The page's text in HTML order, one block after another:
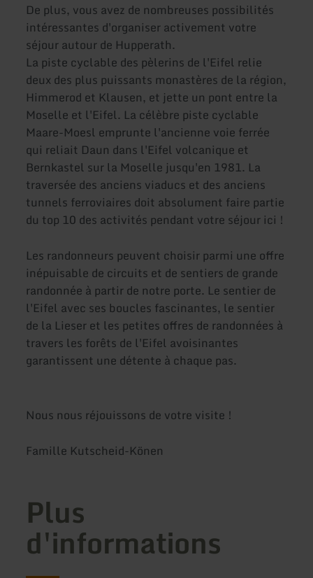
De plus, vous avez de nombreuses possibilités
intéressantes d'organiser activement votre
séjour autour de Hupperath.
La piste cyclable des pèlerins de l'Eifel relie
deux des plus puissants monastères de la région,
Himmerod et Klausen, et jette un pont entre la
Moselle et l'Eifel. La célèbre piste cyclable
Maare-Moesl emprunte l'ancienne voie ferrée
qui reliait Daun dans l'Eifel volcanique et
Bernkastel sur la Moselle jusqu'en 1981. La
traversée des anciens viaducs et des anciens
tunnels ferroviaires doit absolument faire partie
du top 10 des activités pendant votre séjour ici !
Les randonneurs peuvent choisir parmi une offre
inépuisable de circuits et de sentiers de grande
randonnée à partir de notre porte. Le sentier de
l'Eifel avec ses boucles fascinantes, le sentier
de la Lieser et les petites offres de randonnées à
travers les forêts de l'Eifel avoisinantes
garantissent une détente à chaque pas.
Nous nous réjouissons de votre visite !
Famille Kutscheid-Könen
Plus
d'informations